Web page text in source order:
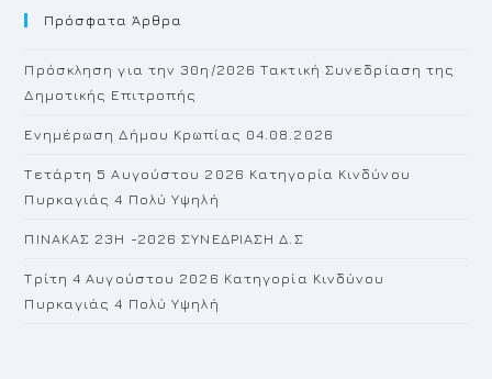
Πρόσφατα Άρθρα
Πρόσκληση για την 30η/2026 Τακτική Συνεδρίαση της
Δημοτικής Επιτροπής
Ενημέρωση Δήμου Κρωπίας 04.08.2026
Τετάρτη 5 Αυγούστου 2026 Κατηγορία Κινδύνου
Πυρκαγιάς 4 Πολύ Υψηλή
ΠΙΝΑΚΑΣ 23H -2026 ΣΥΝΕΔΡΙΑΣΗ Δ.Σ
Τρίτη 4 Αυγούστου 2026 Κατηγορία Κινδύνου
Πυρκαγιάς 4 Πολύ Υψηλή